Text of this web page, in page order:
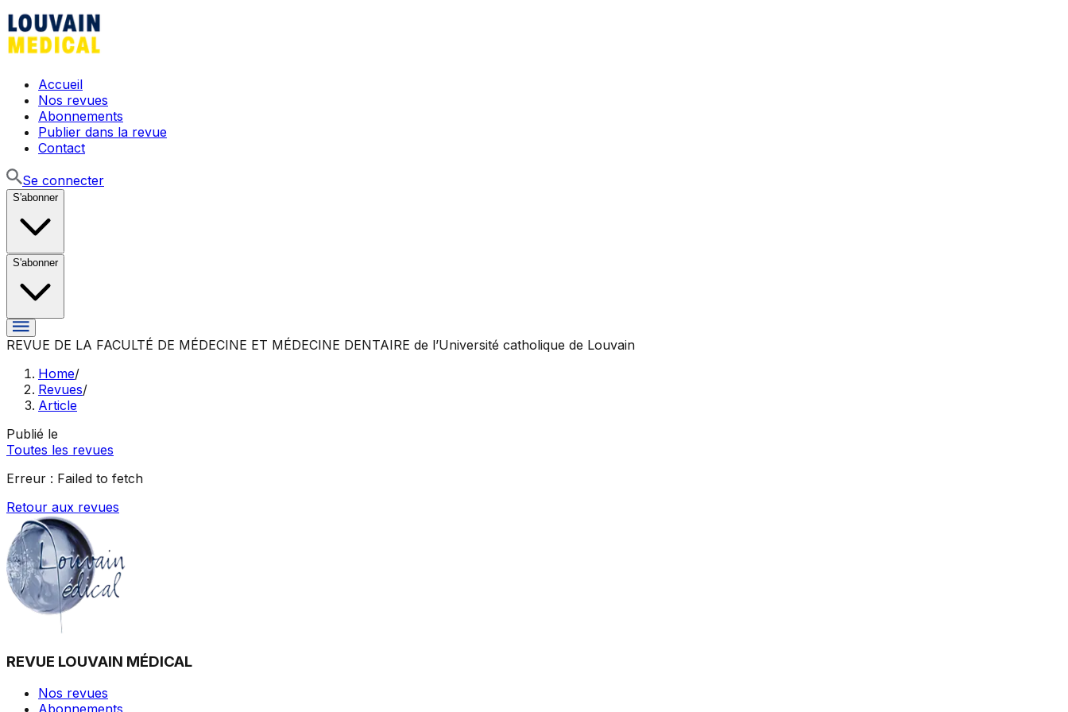
Accueil
Nos revues
Abonnements
Publier dans la revue
Contact
Se connecter
S'abonner
S'abonner
REVUE DE LA FACULTÉ DE MÉDECINE ET MÉDECINE DENTAIRE de l’Université catholique de Louvain
Home/
Revues/
Article
Publié le
Toutes les revues
Erreur : Failed to fetch
Retour aux revues
REVUE LOUVAIN MÉDICAL
Nos revues